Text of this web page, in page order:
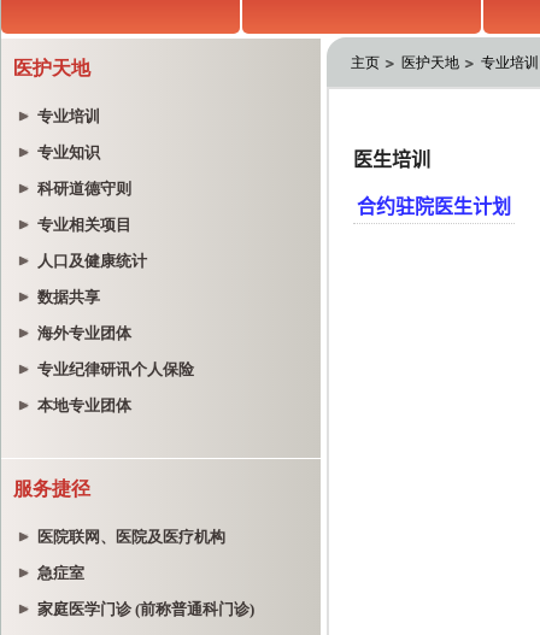
医护天地
专业培训
专业知识
科研道德守则
专业相关项目
人口及健康统计
数据共享
海外专业团体
专业纪律研讯个人保险
本地专业团体
服务捷径
医院联网、医院及医疗机构
急症室
家庭医学门诊 (前称普通科门诊)
主页 医护天地 专业培训